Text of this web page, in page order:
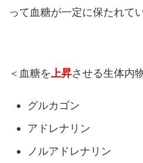
って血糖が一定に保たれて
＜血糖を 上昇させる生体内
グルカゴン
アドレナリン
ノルアドレナリン